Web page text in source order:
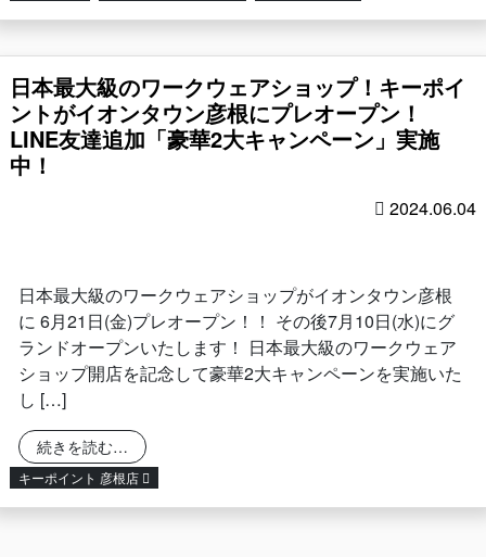
日本最大級のワークウェアショップ！キーポイ
ントがイオンタウン彦根にプレオープン！
LINE友達追加「豪華2大キャンペーン」実施
中！
2024.06.04
日本最大級のワークウェアショップがイオンタウン彦根
に 6月21日(金)プレオープン！！ その後7月10日(水)にグ
ランドオープンいたします！ 日本最大級のワークウェア
ショップ開店を記念して豪華2大キャンペーンを実施いた
し […]
続きを読む… from 日本最大級のワークウェアショップ！キーポ
キーポイント 彦根店